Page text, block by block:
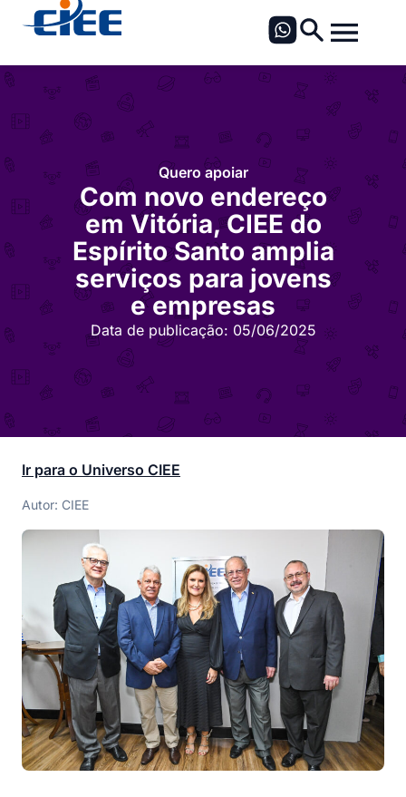
Quero apoiar
Com novo endereço
em Vitória, CIEE do
Espírito Santo amplia
serviços para jovens
e empresas
Data de publicação: 05/06/2025
Ir para o Universo CIEE
Autor: CIEE